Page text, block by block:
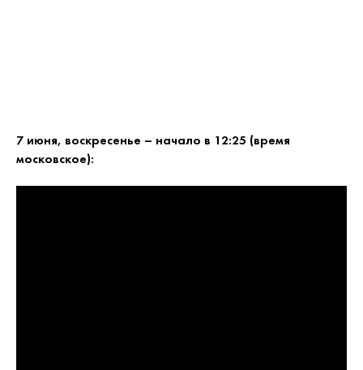
7 июня, воскресенье – начало в 12:25 (время
московское):